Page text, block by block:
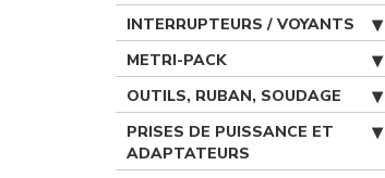
INTERRUPTEURS / VOYANTS
METRI-PACK
OUTILS, RUBAN, SOUDAGE
PRISES DE PUISSANCE ET
ADAPTATEURS